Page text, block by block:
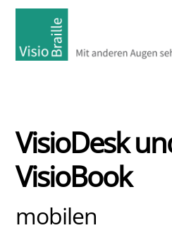
VisioDesk
VisioBook
mobilen